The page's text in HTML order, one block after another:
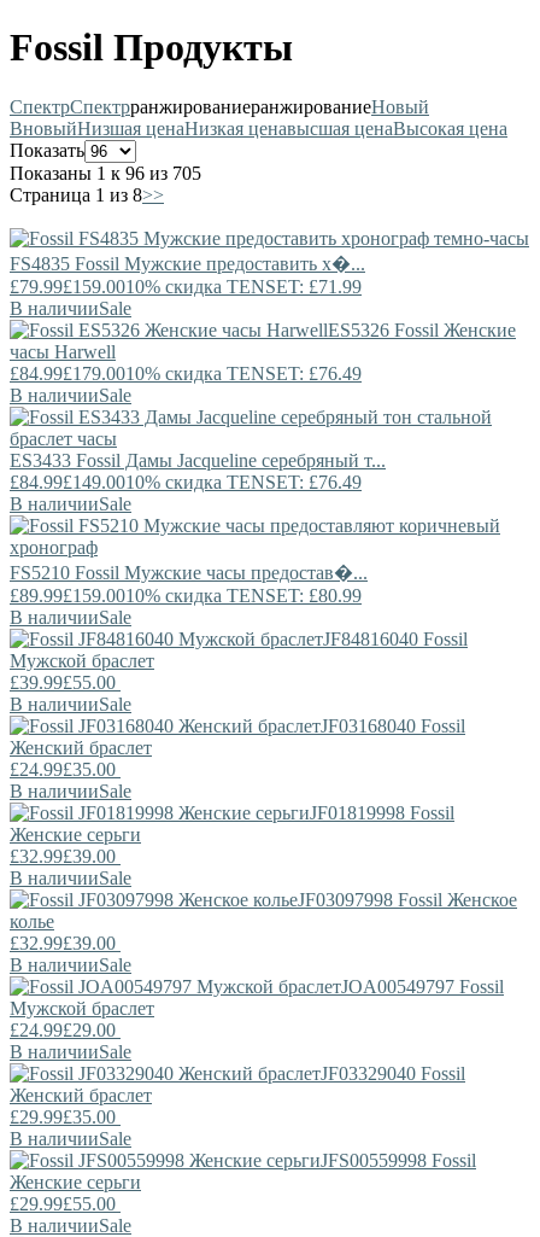
Fossil Продукты
СпектрСпектрранжированиеранжированиеНовый
ВновыйНизшая ценаНизкая ценавысшая ценаВысокая цена
Показать
Показаны 1 к 96 из 705
Страница 1 из 8>>
FS4835 Fossil Мужские предоставить х�...
£79.99£159.0010% скидка TENSET: £71.99
В наличииSale
ES5326 Fossil Женские
часы Harwell
£84.99£179.0010% скидка TENSET: £76.49
В наличииSale
ES3433 Fossil Дамы Jacqueline серебряный т...
£84.99£149.0010% скидка TENSET: £76.49
В наличииSale
FS5210 Fossil Мужские часы предостав�...
£89.99£159.0010% скидка TENSET: £80.99
В наличииSale
JF84816040 Fossil
Мужской браслет
£39.99£55.00
В наличииSale
JF03168040 Fossil
Женский браслет
£24.99£35.00
В наличииSale
JF01819998 Fossil
Женские серьги
£32.99£39.00
В наличииSale
JF03097998 Fossil Женское
колье
£32.99£39.00
В наличииSale
JOA00549797 Fossil
Мужской браслет
£24.99£29.00
В наличииSale
JF03329040 Fossil
Женский браслет
£29.99£35.00
В наличииSale
JFS00559998 Fossil
Женские серьги
£29.99£55.00
В наличииSale